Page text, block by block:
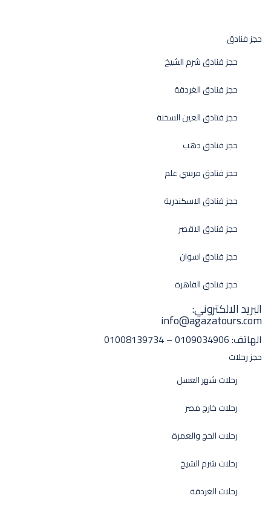
حجز فنادق
حجز فنادق شرم الشيخ
حجز فنادق الغردقة
حجز فتادق العين السخنة
حجز فنادق دهب
حجز فنادق مرسي علم
حجز فنادق الاسكندرية
حجز فنادق الاقصر
حجز فنادق اسوان
حجز فنادق القاهرة
البريد الالكتروني:
info@agazatours.com
الهاتف:0109034906 – 01008139734
حجز رحلات
رحلات شهر العسل
رحلات خارج مصر
رحلات الحج والعمرة
رحلات شرم الشيخ
رحلات الغردقة